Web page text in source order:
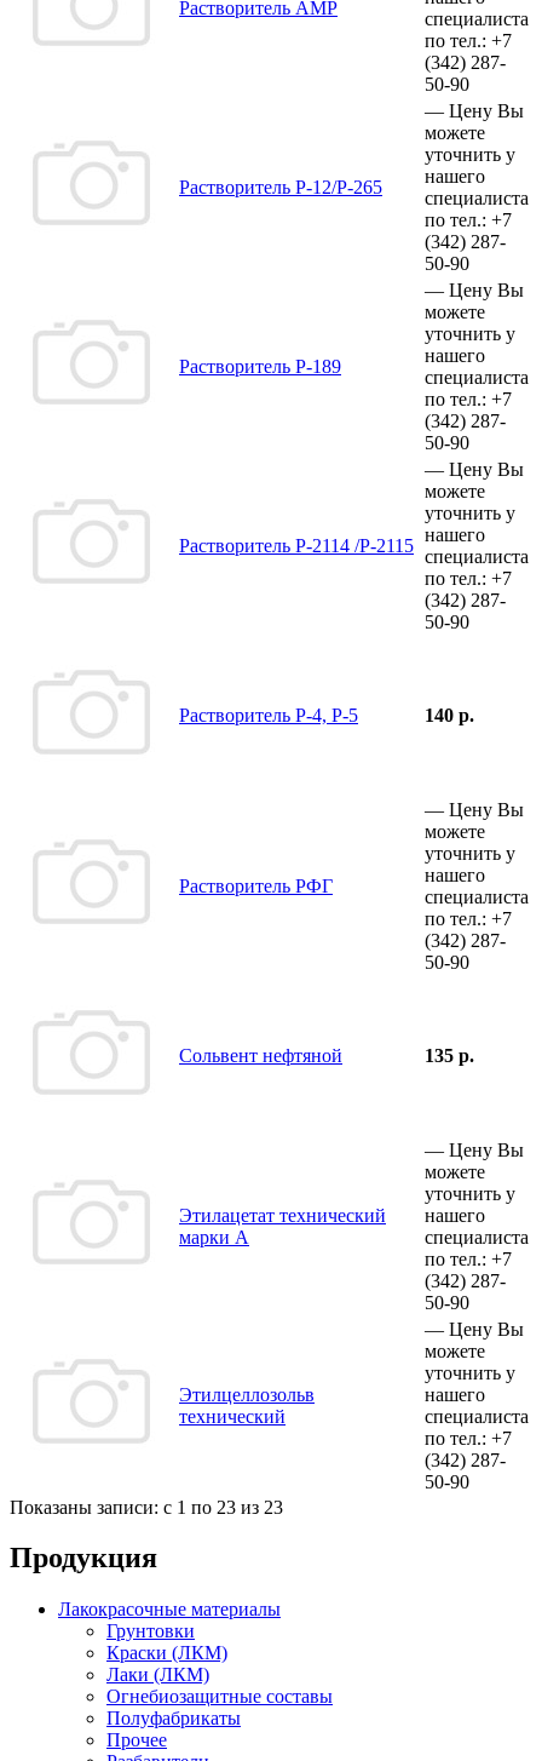
Растворитель АМР
специалиста
по тел.: +7
(342) 287-
50-90
Растворитель Р-12/Р-265
— Цену Вы
можете
уточнить у
нашего
специалиста
по тел.: +7
(342) 287-
50-90
Растворитель Р-189
— Цену Вы
можете
уточнить у
нашего
специалиста
по тел.: +7
(342) 287-
50-90
Растворитель Р-2114 /Р-2115
— Цену Вы
можете
уточнить у
нашего
специалиста
по тел.: +7
(342) 287-
50-90
Растворитель Р-4, Р-5 140 р.
Растворитель РФГ
— Цену Вы
можете
уточнить у
нашего
специалиста
по тел.: +7
(342) 287-
50-90
Сольвент нефтяной 135 р.
Этилацетат технический
марки А
— Цену Вы
можете
уточнить у
нашего
специалиста
по тел.: +7
(342) 287-
50-90
Этилцеллозольв
технический
— Цену Вы
можете
уточнить у
нашего
специалиста
по тел.: +7
(342) 287-
50-90
Показаны записи: с 1 по 23 из 23
Продукция
Лакокрасочные материалы
Грунтовки
Краски (ЛКМ)
Лаки (ЛКМ)
Огнебиозащитные составы
Полуфабрикаты
Прочее